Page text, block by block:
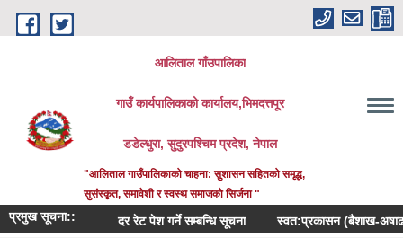
Skip to main content
आलिताल गाँउपालिका
गाउँ कार्यपालिकाको कार्यालय,भिमदत्तपूर
डडेल्धुरा, सुदुरपश्चिम प्रदेश, नेपाल
"आलिताल गाउँपालिकाको चाहना: सुशासन सहितको समृद्ध,
सुसंस्कृत, समावेशी र स्वस्थ समाजको सिर्जना "
प्रमुख सूचना:: दर रेट पेश गर्ने सम्बन्धि सूचना स्वत:प्रकासन (बैशाख-अषाढ)